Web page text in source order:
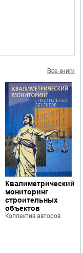
Все книги
Квалиметрический
мониторинг
строительных
объектов
Коллектив авторов